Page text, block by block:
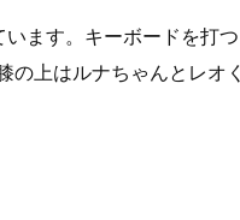
ます。キーボードを打つ
上はルナちゃんとレオく